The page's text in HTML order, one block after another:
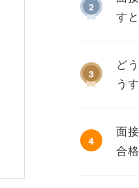
2
す
3
ど
う
4
面
合